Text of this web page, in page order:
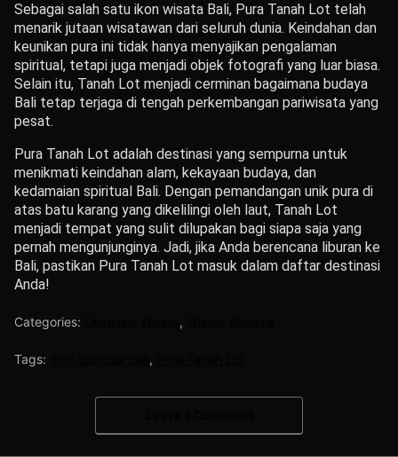
Sebagai salah satu ikon wisata Bali, Pura Tanah Lot telah
menarik jutaan wisatawan dari seluruh dunia. Keindahan dan
keunikan pura ini tidak hanya menyajikan pengalaman
spiritual, tetapi juga menjadi objek fotografi yang luar biasa.
Selain itu, Tanah Lot menjadi cerminan bagaimana budaya
Bali tetap terjaga di tengah perkembangan pariwisata yang
pesat.
Pura Tanah Lot adalah destinasi yang sempurna untuk
menikmati keindahan alam, kekayaan budaya, dan
kedamaian spiritual Bali. Dengan pemandangan unik pura di
atas batu karang yang dikelilingi oleh laut, Tanah Lot
menjadi tempat yang sulit dilupakan bagi siapa saja yang
pernah mengunjunginya. Jadi, jika Anda berencana liburan ke
Bali, pastikan Pura Tanah Lot masuk dalam daftar destinasi
Anda!
Categories: ,
Tags: ,